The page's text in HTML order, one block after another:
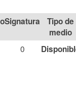
Signatura
Tipo de
medio
0